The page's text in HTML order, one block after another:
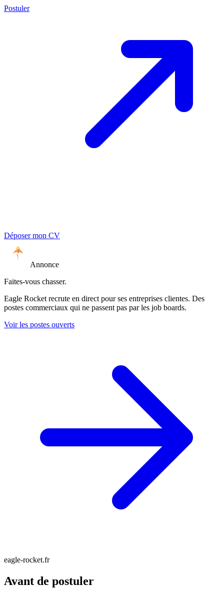
Postuler
Déposer mon CV
Annonce
Faites-vous chasser.
Eagle Rocket recrute en direct pour ses entreprises clientes. Des
postes commerciaux qui ne passent pas par les job boards.
Voir les postes ouverts
eagle-rocket.fr
Avant de postuler